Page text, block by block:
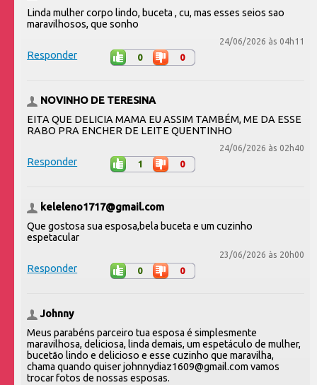
Linda mulher corpo lindo, buceta , cu, mas esses seios sao
maravilhosos, que sonho
24/06/2026 às 04h11
Responder 0 0
NOVINHO DE TERESINA
EITA QUE DELICIA MAMA EU ASSIM TAMBÉM, ME DA ESSE
RABO PRA ENCHER DE LEITE QUENTINHO
24/06/2026 às 02h40
Responder 1 0
keleleno1717@gmail.com
Que gostosa sua esposa,bela buceta e um cuzinho
espetacular
23/06/2026 às 20h00
Responder 0 0
Johnny
Meus parabéns parceiro tua esposa é simplesmente
maravilhosa, deliciosa, linda demais, um espetáculo de mulher,
bucetão lindo e delicioso e esse cuzinho que maravilha,
chama quando quiser johnnydiaz1609@gmail.com vamos
trocar fotos de nossas esposas.